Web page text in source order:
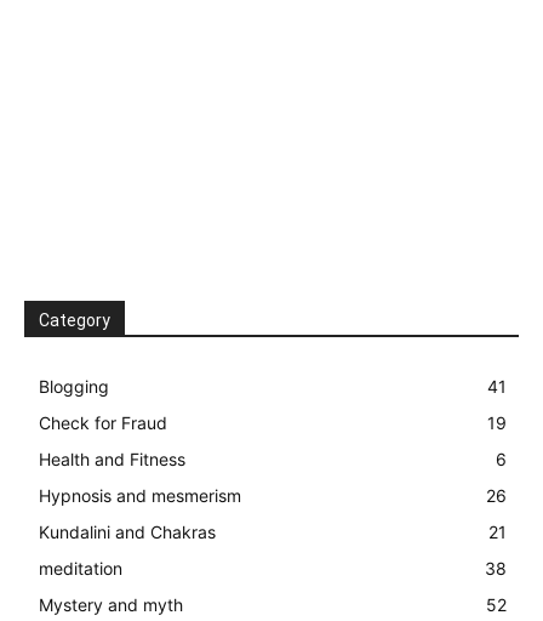
Category
Blogging
41
Check for Fraud
19
Health and Fitness
6
Hypnosis and mesmerism
26
Kundalini and Chakras
21
meditation
38
Mystery and myth
52